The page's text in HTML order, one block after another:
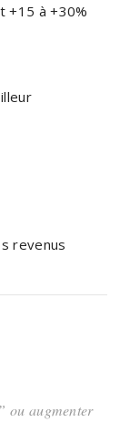
+15 à +30%
revenus
ou augmenter